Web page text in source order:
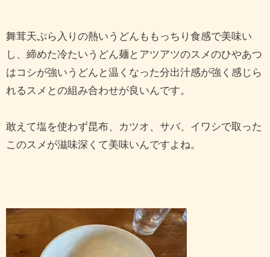
舞茸天ぷら入りの熱いうどんももっちり食感で美味い
し、締めた冷たいうどん麺とアツアツのスメのひやあつ
はコシが強いうどんと温くなった分出汁感が強く感じら
れるスメとの組み合わせが良いんです。
敢えて塩を使わず昆布、カツオ、サバ、イワシで取った
このスメが滋味深くて美味いんですよね。